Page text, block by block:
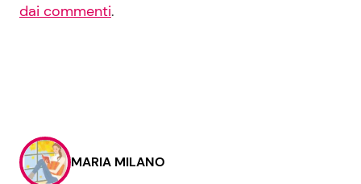
dai commenti.
MARIA MILANO